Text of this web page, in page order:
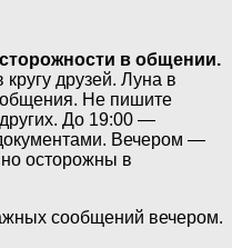
в общении.
друзей. Луна в
общения. Не пишите
До 19:00 —
Вечером —
осторожны в
сообщений вечером.